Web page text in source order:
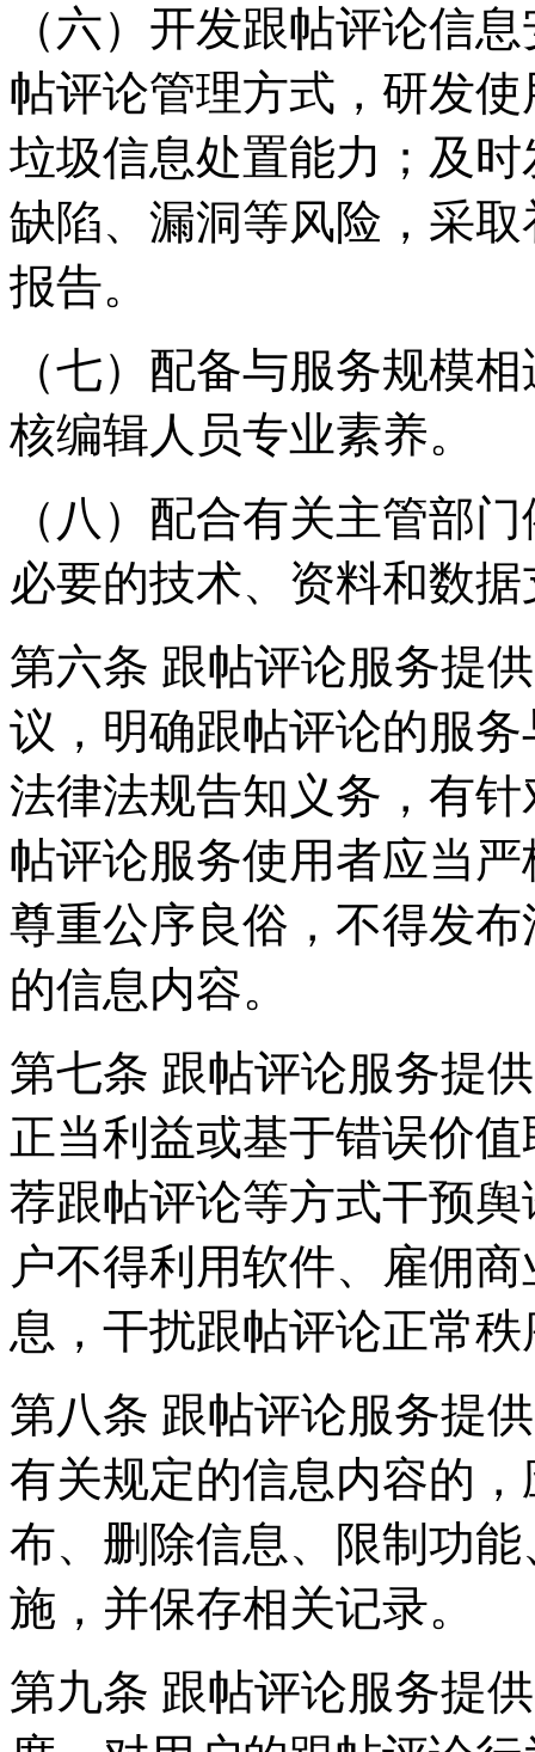
（六）开发跟帖评论信
帖评论管理方式，研发
垃圾信息处置能力；及
缺陷、漏洞等风险，采
报告。
（七）配备与服务规模
核编辑人员专业素养。
（八）配合有关主管部
必要的技术、资料和数
第六条 跟帖评论服务提
议，明确跟帖评论的服
法律法规告知义务，有
帖评论服务使用者应当
尊重公序良俗，不得发
的信息内容。
第七条 跟帖评论服务提
正当利益或基于错误价
荐跟帖评论等方式干预
户不得利用软件、雇佣
息，干扰跟帖评论正常
第八条 跟帖评论服务提
有关规定的信息内容的
布、删除信息、限制功
施，并保存相关记录。
第九条 跟帖评论服务提